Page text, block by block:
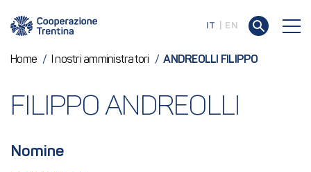
IT EN
Home / I nostri amministratori / ANDREOLLI FILIPPO
FILIPPO ANDREOLLI
Nomine